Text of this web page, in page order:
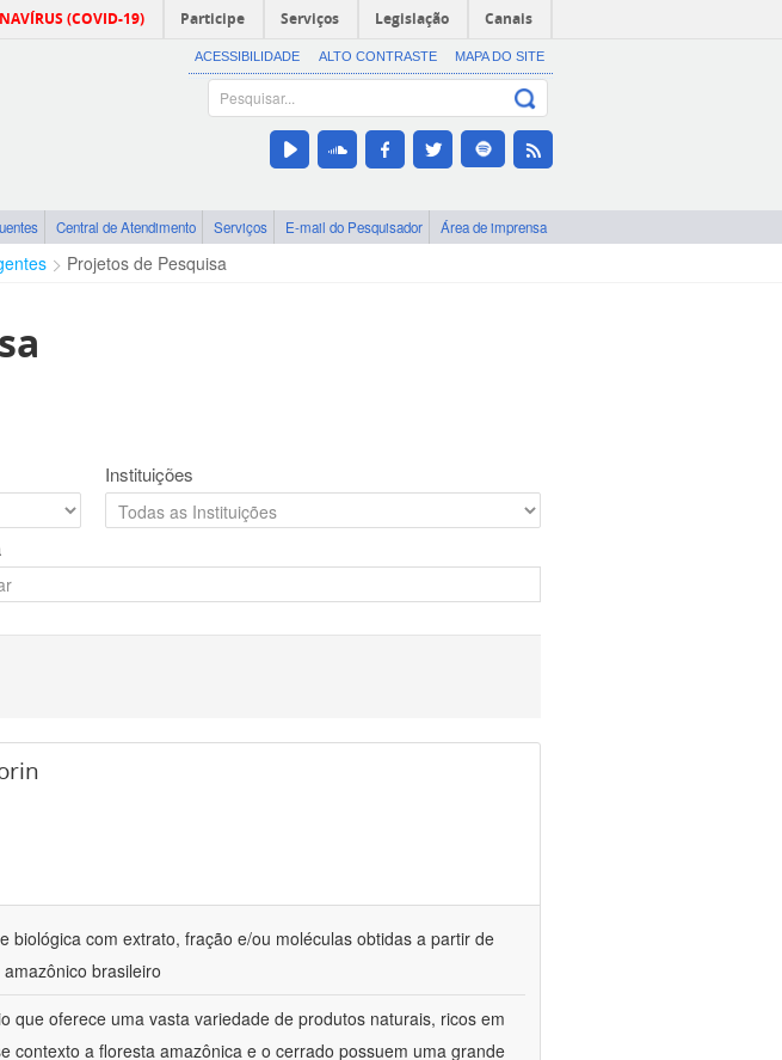
(COVID-19) Participe Serviços Legislação Canais
ACESSIBILIDADE ALTO CONTRASTE MAPA DO SITE
Central de Atendimento Serviços E-mail do Pesquisador Área de imprensa
Projetos de Pesquisa
Instituições
biológica com extrato, fração e/ou moléculas obtidas a partir de
brasileiro
que oferece uma vasta variedade de produtos naturais, ricos em
contexto a floresta amazônica e o cerrado possuem uma grande